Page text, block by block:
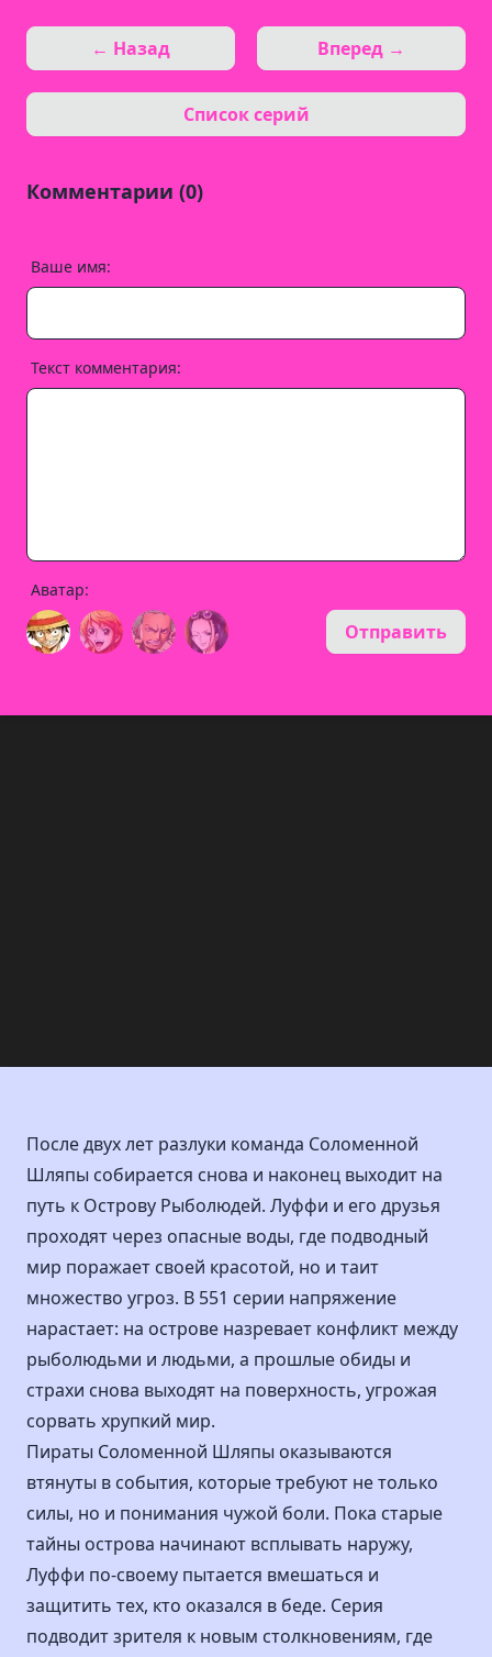
← Назад
Список серий
Вперед →
Комментарии (0)
Ваше имя:
Текст комментария:
Аватар:
Отправить
После двух лет разлуки команда Соломенной
Шляпы собирается снова и наконец выходит на
путь к Острову Рыболюдей. Луффи и его друзья
проходят через опасные воды, где подводный
мир поражает своей красотой, но и таит
множество угроз. В 551 серии напряжение
нарастает: на острове назревает конфликт между
рыболюдьми и людьми, а прошлые обиды и
страхи снова выходят на поверхность, угрожая
сорвать хрупкий мир.
Пираты Соломенной Шляпы оказываются
втянуты в события, которые требуют не только
силы, но и понимания чужой боли. Пока старые
тайны острова начинают всплывать наружу,
Луффи по-своему пытается вмешаться и
защитить тех, кто оказался в беде. Серия
подводит зрителя к новым столкновениям, где